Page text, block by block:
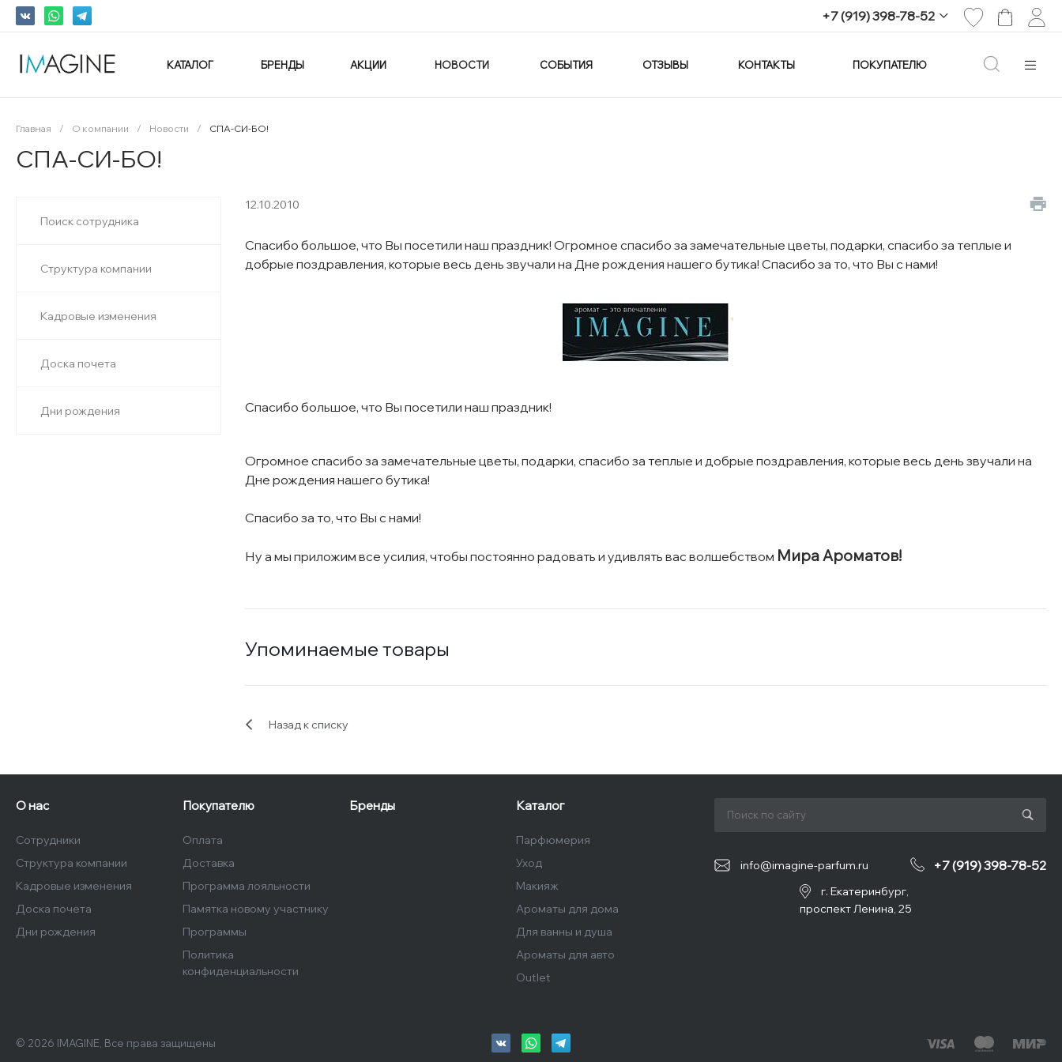
+7 (919) 398-78-52
+7 (919) 398-78-52
КАТАЛОГ БРЕНДЫ АКЦИИ НОВОСТИ СОБЫТИЯ ОТЗЫВЫ КОНТАКТЫ ПОКУПАТЕЛЮ
Главная / О компании / Новости / СПА-СИ-БО!
СПА-СИ-БО!
Поиск сотрудника
Структура компании
Кадровые изменения
Доска почета
Дни рождения
12.10.2010
Спасибо большое, что Вы посетили наш праздник! Огромное спасибо за замечательные цветы, подарки, спасибо за теплые и
добрые поздравления, которые весь день звучали на Дне рождения нашего бутика! Спасибо за то, что Вы с нами!
Спасибо большое, что Вы посетили наш праздник!
Огромное спасибо за замечательные цветы, подарки, спасибо за теплые и добрые поздравления, которые весь день звучали на
Дне рождения нашего бутика!
Спасибо за то, что Вы с нами!
Ну а мы приложим все усилия, чтобы постоянно радовать и удивлять вас волшебством Мира Ароматов!
Упоминаемые товары
Назад к списку
О нас
Сотрудники
Структура компании
Кадровые изменения
Доска почета
Дни рождения
Покупателю
Оплата
Доставка
Программа лояльности
Памятка новому участнику
Программы
Политика
конфиденциальности
Бренды Каталог
Парфюмерия
Уход
Макияж
Ароматы для дома
Для ванны и душа
Ароматы для авто
Outlet
info@imagine-parfum.ru +7 (919) 398-78-52
г. Екатеринбург,
проспект Ленина, 25
© 2026 IMAGINE, Все права защищены